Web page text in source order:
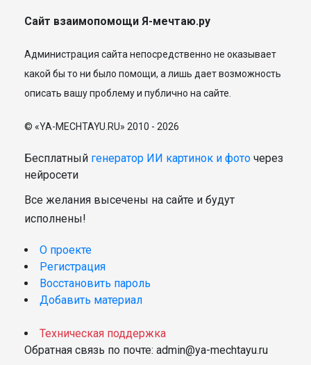
Сайт взаимопомощи Я-мечтаю.ру
Администрация сайта непосредственно не оказывает
какой бы то ни было помощи, а лишь дает возможность
описать вашу проблему и публично на сайте.
© «YA-MECHTAYU.RU» 2010 - 2026
Бесплатный генератор ИИ картинок и фото через
нейросети
Все желания высечены на сайте и будут
исполнены!
О проекте
Регистрация
Восстановить пароль
Добавить материал
Техническая поддержка
Обратная связь по почте: admin@ya-mechtayu.ru